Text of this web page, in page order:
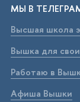
МЫ В
Высшая школа
Вышка для
Работаю в
Афиша Вышки